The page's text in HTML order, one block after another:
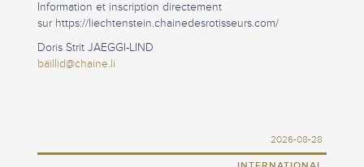
Information et inscription directement
sur https://liechtenstein.chainedesrotisseurs.com/
Doris Strit JAEGGI-LIND
baillid@chaine.li
2026-08-28